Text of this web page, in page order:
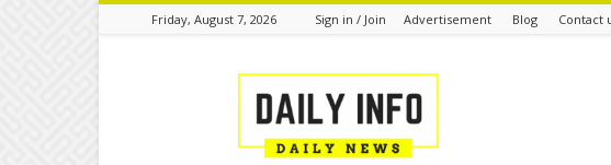
Friday, August 7, 2026 Sign in / Join Advertisement Blog Contact
thông